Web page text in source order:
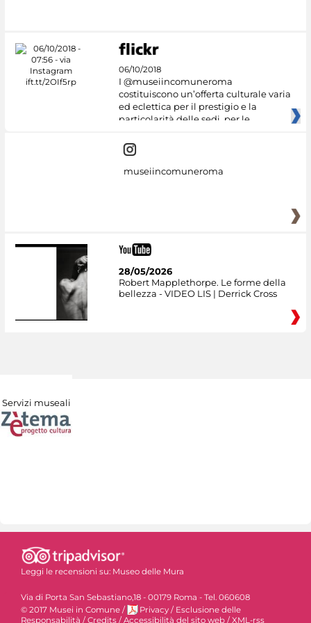
06/10/2018
I @museiincomuneroma
costituiscono un’offerta culturale varia
ed eclettica per il prestigio e la
particolarità delle sedi, per le
museiincomuneroma
28/05/2026
Robert Mapplethorpe. Le forme della
bellezza - VIDEO LIS | Derrick Cross
Servizi museali
Leggi le recensioni su: Museo delle Mura
Via di Porta San Sebastiano,18 - 00179 Roma - Tel. 060608
© 2017 Musei in Comune / Privacy / Esclusione delle
Responsabilità / Credits / Accessibilità del sito web / XML-rss